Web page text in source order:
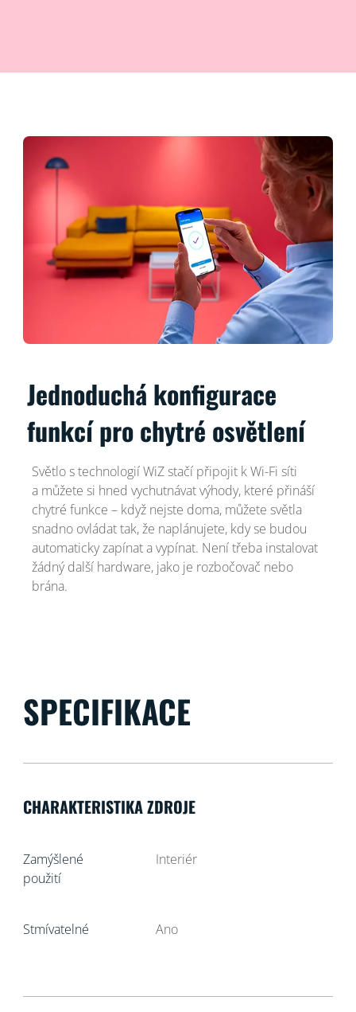
Jednoduchá konfigurace
funkcí pro chytré osvětlení
Světlo s technologií WiZ stačí připojit k Wi-Fi síti
a můžete si hned vychutnávat výhody, které přináší
chytré funkce – když nejste doma, můžete světla
snadno ovládat tak, že naplánujete, kdy se budou
automaticky zapínat a vypínat. Není třeba instalovat
žádný další hardware, jako je rozbočovač nebo
brána.
SPECIFIKACE
CHARAKTERISTIKA ZDROJE
Zamýšlené
použití
Interiér
Stmívatelné Ano